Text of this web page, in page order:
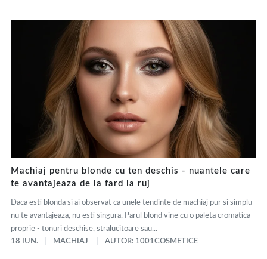
Machiaj pentru blonde cu ten deschis - nuantele care
te avantajeaza de la fard la ruj
Daca esti blonda si ai observat ca unele tendinte de machiaj pur si simplu
nu te avantajeaza, nu esti singura. Parul blond vine cu o paleta cromatica
proprie - tonuri deschise, stralucitoare sau...
18 IUN.
MACHIAJ AUTOR: 1001COSMETICE